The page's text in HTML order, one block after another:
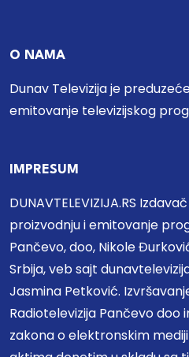
O NAMA
Dunav Televizija je
emitovanje televizijskog
IMPRESUM
DUNAVTELEVIZIJA.RS
proizvodnju i emitovanje
Pančevo, doo, Nikole
Srbija, veb sajt
Jasmina Petković.
Radiotelevizija Pančevo
zakona o elektronskim